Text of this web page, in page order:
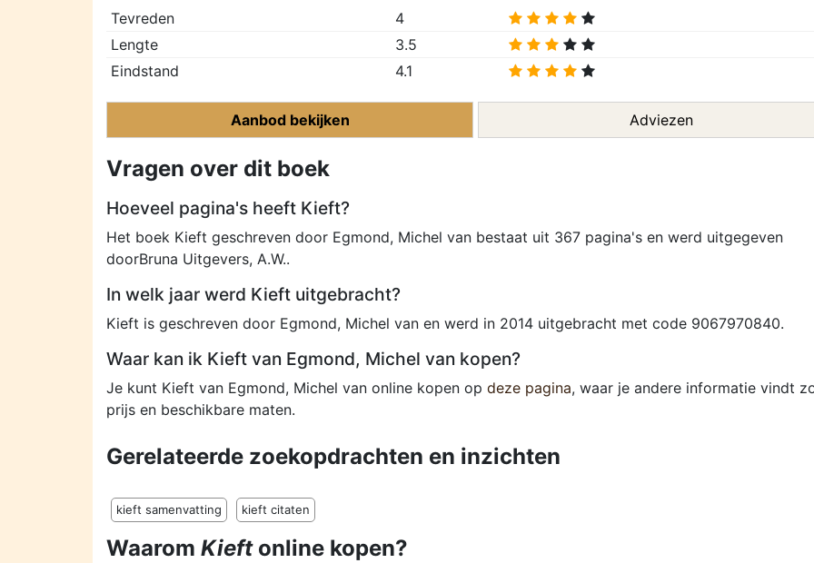
Tevreden
4
Lengte
3.5
Eindstand
4.1
Aanbod bekijken Adviezen
Vragen over dit boek
Hoeveel pagina's heeft Kieft?
Het boek Kieft geschreven door Egmond, Michel van bestaat uit 367 pagina's en werd uitgegeven
doorBruna Uitgevers, A.W..
In welk jaar werd Kieft uitgebracht?
Kieft is geschreven door Egmond, Michel van en werd in 2014 uitgebracht met code 9067970840.
Waar kan ik Kieft van Egmond, Michel van kopen?
Je kunt Kieft van Egmond, Michel van online kopen op deze pagina, waar je andere informatie vindt
prijs en beschikbare maten.
Gerelateerde zoekopdrachten en inzichten
kieft samenvatting kieft citaten
Waarom Kieftonline kopen?